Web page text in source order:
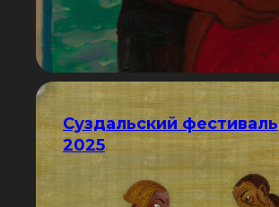
Суздальский фестиваль
2025